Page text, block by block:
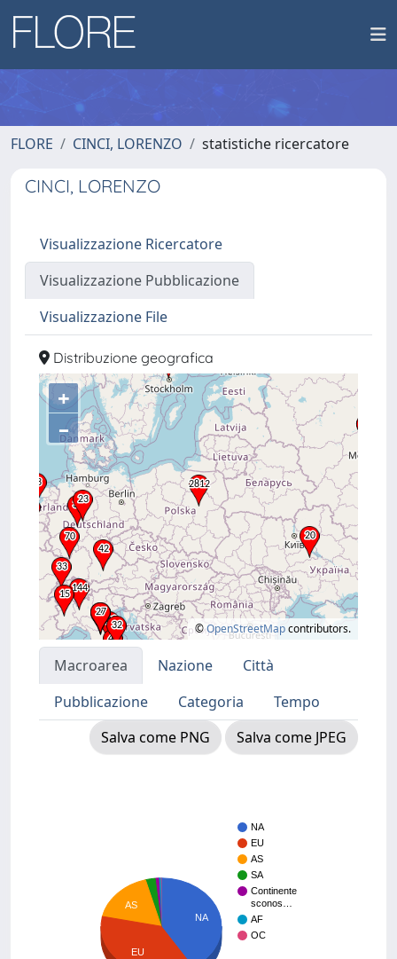
FLORE CINCI, LORENZO statistiche ricercatore
CINCI, LORENZO
Visualizzazione Ricercatore
Visualizzazione Pubblicazione
Visualizzazione File
Distribuzione geografica
+
–
©OpenStreetMapcontributors.
Macroarea Nazione
Città
Pubblicazione
Categoria
Tempo
Salva come PNG
Salva come JPEG
NA
EU
AS
SA
Continente
sconos…
AF
OC
NA
AS
EU